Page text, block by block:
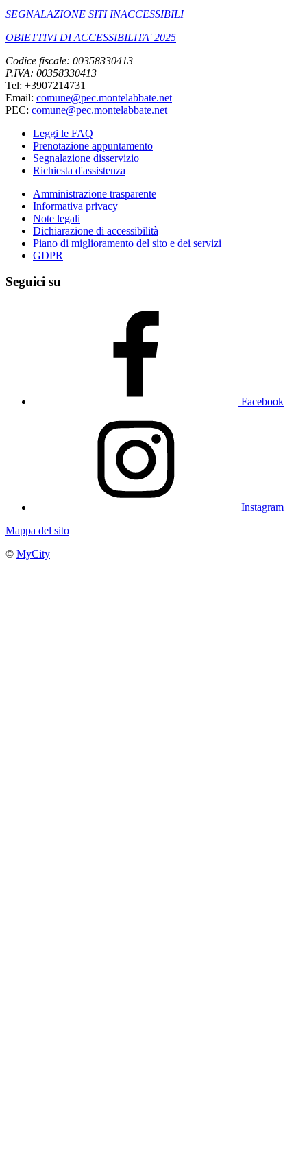
SEGNALAZIONE SITI INACCESSIBILI
OBIETTIVI DI ACCESSIBILITA' 2025
Codice fiscale: 00358330413
P.IVA: 00358330413
Tel: +3907214731
Email: comune@pec.montelabbate.net
PEC: comune@pec.montelabbate.net
Leggi le FAQ
Prenotazione appuntamento
Segnalazione disservizio
Richiesta d'assistenza
Amministrazione trasparente
Informativa privacy
Note legali
Dichiarazione di accessibilità
Piano di miglioramento del sito e dei servizi
GDPR
Seguici su
Facebook
Instagram
Mappa del sito
© MyCity